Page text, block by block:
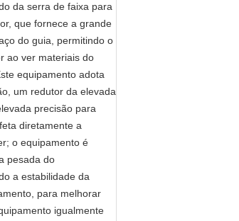
da serra de faixa para
que fornece a grande
do guia, permitindo o
ao ver materiais do
equipamento adota
um redutor da elevada
precisão para
diretamente a
o equipamento é
pesada do
a estabilidade da
para melhorar
igualmente